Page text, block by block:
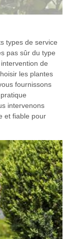
types de service
pas sûr du type
de
les plantes
fournissons
intervenons
et fiable pour